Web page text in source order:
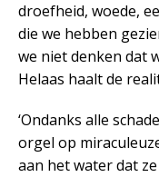
droefheid, woede,
die we hebben
we niet denken dat
Helaas haalt de
‘Ondanks alle
orgel op
aan het water dat